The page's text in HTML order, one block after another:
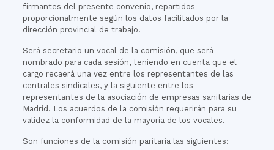
firmantes del presente convenio, repartidos
proporcionalmente según los datos facilitados por la
dirección provincial de trabajo.
Será secretario un vocal de la comisión, que será
nombrado para cada sesión, teniendo en cuenta que el
cargo recaerá una vez entre los representantes de las
centrales sindicales, y la siguiente entre los
representantes de la asociación de empresas sanitarias de
Madrid. Los acuerdos de la comisión requerirán para su
validez la conformidad de la mayoría de los vocales.
Son funciones de la comisión paritaria las siguientes: